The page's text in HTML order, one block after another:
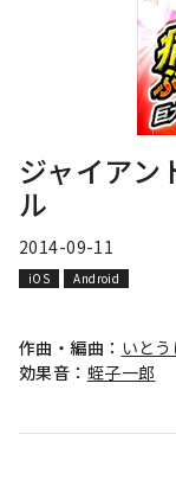
ジャイアン
ル
2014-09-11
iOS Android
作曲・編曲： いと
効果音： 蛭子一郎